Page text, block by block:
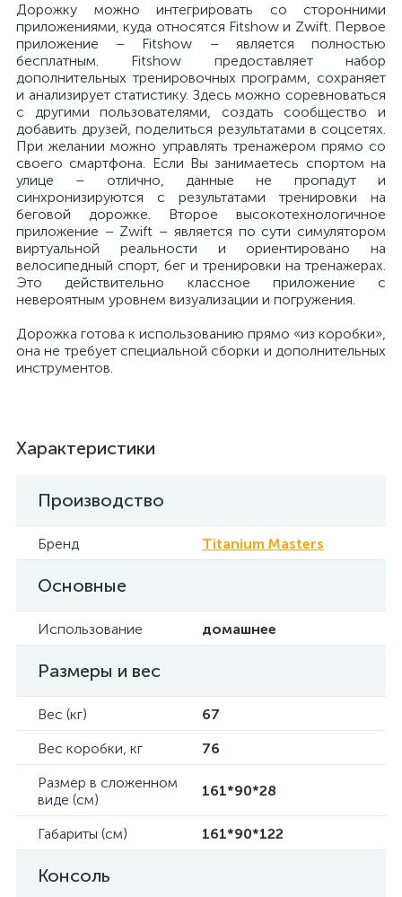
Дорожку можно интегрировать со сторонними
приложениями, куда относятся Fitshow и Zwift. Первое
приложение – Fitshow – является полностью
бесплатным. Fitshow предоставляет набор
дополнительных тренировочных программ, сохраняет
и анализирует статистику. Здесь можно соревноваться
с другими пользователями, создать сообщество и
добавить друзей, поделиться результатами в соцсетях.
При желании можно управлять тренажером прямо со
своего смартфона. Если Вы занимаетесь спортом на
улице – отлично, данные не пропадут и
синхронизируются с результатами тренировки на
беговой дорожке. Второе высокотехнологичное
приложение – Zwift – является по сути симулятором
виртуальной реальности и ориентировано на
велосипедный спорт, бег и тренировки на тренажерах.
Это действительно классное приложение с
невероятным уровнем визуализации и погружения.
Дорожка готова к использованию прямо «из коробки»,
она не требует специальной сборки и дополнительных
инструментов.
Характеристики
Производство
Бренд Titanium Masters
Основные
Использование домашнее
Размеры и вес
Вес (кг)
67
Вес коробки, кг
76
Размер в сложенном
виде (см)
161*90*28
Габариты (см) 161*90*122
Консоль